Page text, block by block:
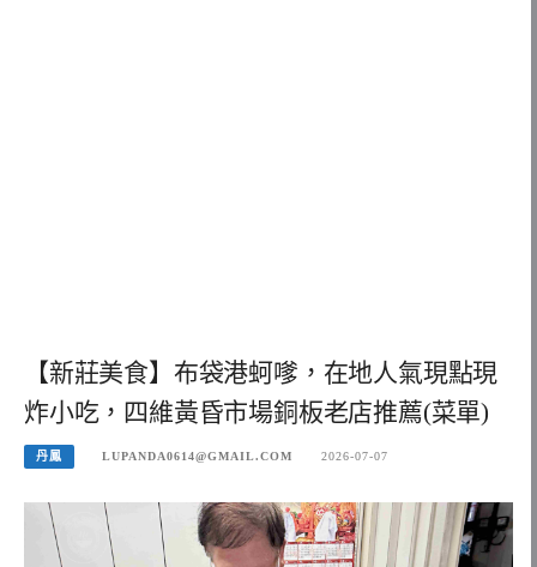
【新莊美食】布袋港蚵嗲，在地人氣現點現
炸小吃，四維黃昏市場銅板老店推薦(菜單)
丹鳳 LUPANDA0614@GMAIL.COM 2026-07-07